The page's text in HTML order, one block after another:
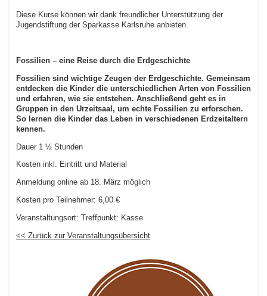
Diese Kurse können wir dank freundlicher Unterstützung der
Jugendstiftung der Sparkasse Karlsruhe anbieten.
Fossilien – eine Reise durch die Erdgeschichte
Fossilien sind wichtige Zeugen der Erdgeschichte. Gemeinsam
entdecken die Kinder die unterschiedlichen Arten von Fossilien
und erfahren, wie sie entstehen. Anschließend geht es in
Gruppen in den Urzeitsaal, um echte Fossilien zu erforschen.
So lernen die Kinder das Leben in verschiedenen Erdzeitaltern
kennen.
Dauer 1 ½ Stunden
Kosten inkl. Eintritt und Material
Anmeldung online ab 18. März möglich
Kosten pro Teilnehmer: 6,00 €
Veranstaltungsort: Treffpunkt: Kasse
<< Zurück zur Veranstaltungsübersicht